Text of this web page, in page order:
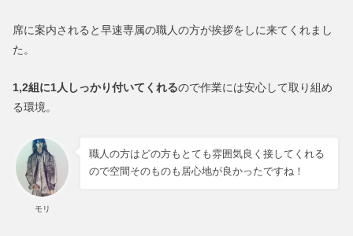
席に案内されると早速専属の職人の方が挨拶をしに来てくれまし
た。
1,2組に1人しっかり付いてくれるので作業には安心して取り組め
る環境。
モリ
職人の方はどの方もとても雰囲気良く接してくれる
ので空間そのものも居心地が良かったですね！